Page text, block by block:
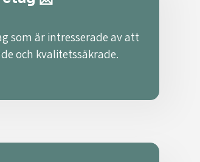
som är intresserade av att
och kvalitetssäkrade.